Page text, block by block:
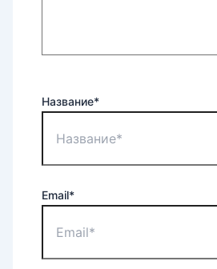
Название*
Email*